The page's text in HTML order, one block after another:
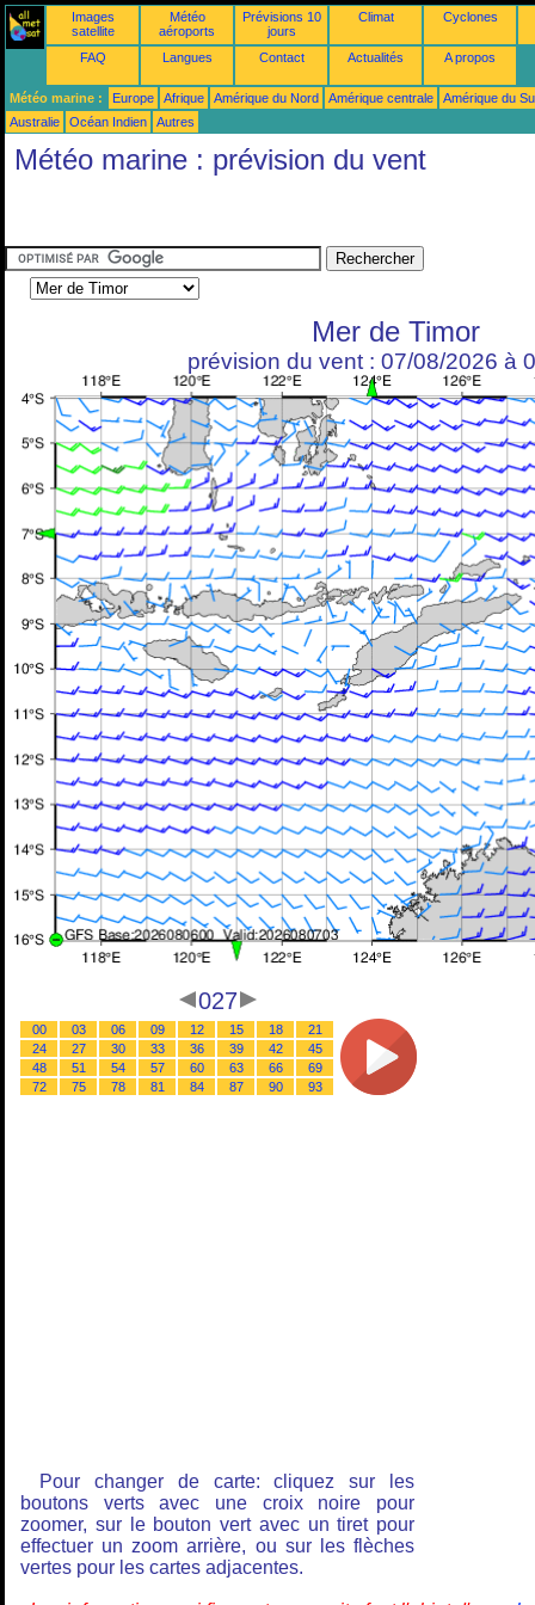
Images
satellite
Météo
aéroports
Prévisions 10
jours
Climat Cyclones
FAQ Langues Contact Actualités A propos
Météo marine : Europe Afrique Amérique du Nord Amérique centrale
Amérique du
Australie
Océan Indien Autres
Météo marine : prévision du vent
Mer de Timor
prévision du vent : 07/08/2026 à
027
00 03 06 09 12 15 18
21
24
27 30 33 36 39 42
45
48
51 54 57 60 63 66
69
72
75 78 81 84 87 90 93
Pour changer de carte: cliquez sur les
boutons verts avec une croix noire pour
zoomer, sur le bouton vert avec un tiret pour
effectuer un zoom arrière, ou sur les flèches
vertes pour les cartes adjacentes.